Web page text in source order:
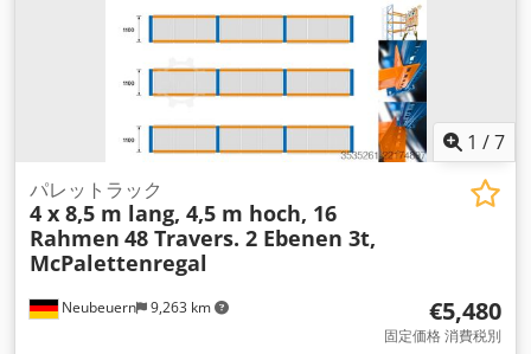
1 /7
Neubeuern 9,263 km
パレットラック
4 x 8,5 m lang, 4,5 m hoch, 16
Rahmen 48 Travers. 2 Ebenen 3t,
McPalettenregal
€5,480
固定価格 消費税別